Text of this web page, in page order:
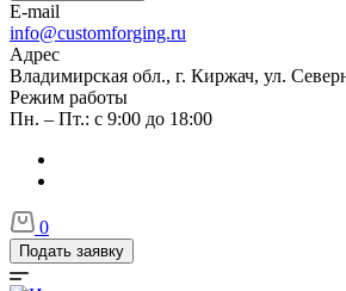
E-mail
info@customforging.ru
Адрес
Владимирская обл., г. Киржач, ул.
Режим работы
Пн. – Пт.: с 9:00 до 18:00
0
Подать заявку